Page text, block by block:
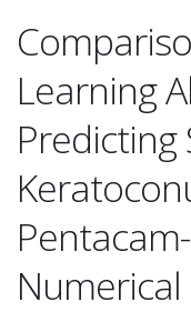
Learning
Predicting
Numerical